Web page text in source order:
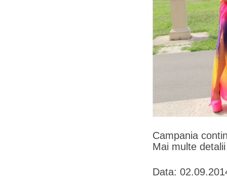
Campania
Mai multe
Data: